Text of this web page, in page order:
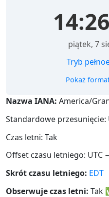
piątek, 7
Tryb
Pokaż
Nazwa IANA: America/
Standardowe przesunięcie:
Czas letni: Tak
Offset czasu letniego: UTC
Skrót czasu letniego: EDT
Obserwuje czas letni: Tak